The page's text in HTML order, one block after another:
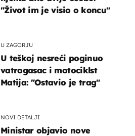
"Život im je visio o koncu"
U ZAGORJU
U teškoj nesreći poginuo
vatrogasac i motociklst
Matija: "Ostavio je trag"
NOVI DETALJI
Ministar objavio nove